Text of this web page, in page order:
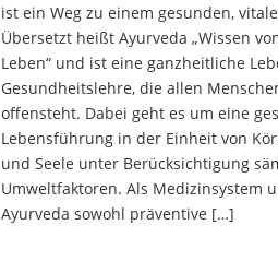
ist ein Weg zu einem gesunden,
Übersetzt heißt Ayurveda „Wissen
Leben“ und ist eine ganzheitliche
Gesundheitslehre, die allen
offensteht. Dabei geht es um eine
Lebensführung in der Einheit von
und Seele unter Berücksichtigung
Umweltfaktoren. Als Medizinsystem
Ayurveda sowohl präventive […]